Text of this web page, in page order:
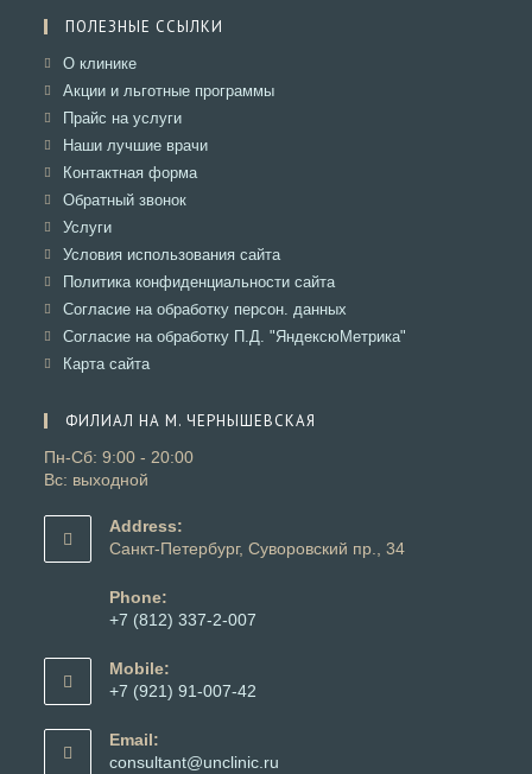
ПОЛЕЗНЫЕ ССЫЛКИ
О клиникеОткроется
в
вкладке
Акции и льготные программыОткроется
Прайс на услугиОткроется
в
вкладке
Наши лучшие врачиОткроется
Контактная формаОткроется
Обратный звонокОткроется
вкладке
УслугиОткроется
в
вкладке
Условия использования сайтаОткроется
в
вкладке
Политика конфиденциальности сайтаОткроется
в
вкладке
Согласие на обработку персон. данных
в
Согласие на обработку П.Д. "ЯндексюМетрика"
Карта сайтаОткроется
вкладке
ФИЛИАЛ НА М. ЧЕРНЫШЕВСКАЯ
Пн-Сб: 9:00 - 20:00
Вс: выходной
Address:
Санкт-Петербург, Суворовский пр., 34
Phone:
+7 (812) 337-2-007
в
вашем
Mobile:
+7 (921) 91-007-42
в
вашем
Email:
consultant@unclinic.ru